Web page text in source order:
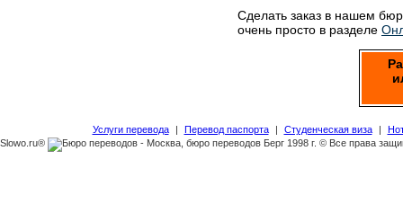
Сделать заказ в нашем
очень просто в разделе
Услуги перевода | Перевод паспорта | Студенческая виза |
Slowo.ru®
1998 г. © Все права